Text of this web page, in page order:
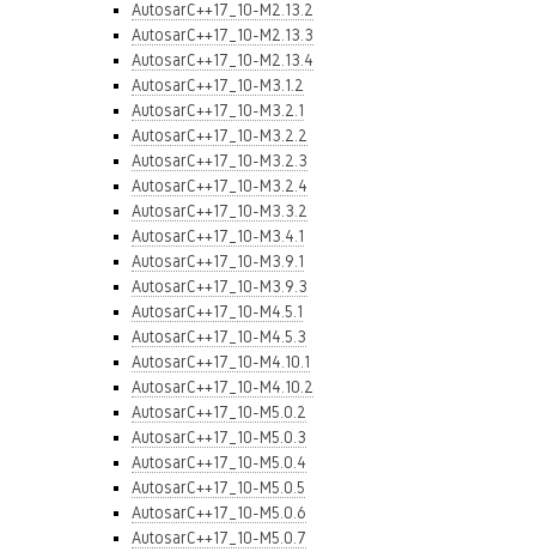
AutosarC++17_10-M2.13.2
AutosarC++17_10-M2.13.3
AutosarC++17_10-M2.13.4
AutosarC++17_10-M3.1.2
AutosarC++17_10-M3.2.1
AutosarC++17_10-M3.2.2
AutosarC++17_10-M3.2.3
AutosarC++17_10-M3.2.4
AutosarC++17_10-M3.3.2
AutosarC++17_10-M3.4.1
AutosarC++17_10-M3.9.1
AutosarC++17_10-M3.9.3
AutosarC++17_10-M4.5.1
AutosarC++17_10-M4.5.3
AutosarC++17_10-M4.10.1
AutosarC++17_10-M4.10.2
AutosarC++17_10-M5.0.2
AutosarC++17_10-M5.0.3
AutosarC++17_10-M5.0.4
AutosarC++17_10-M5.0.5
AutosarC++17_10-M5.0.6
AutosarC++17_10-M5.0.7